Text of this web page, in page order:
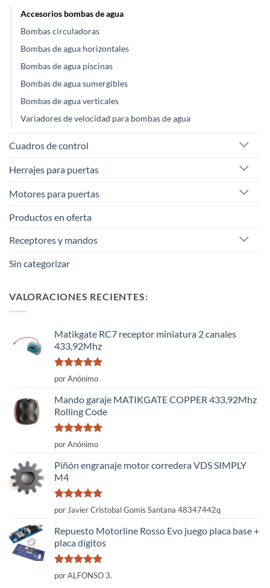
Accesorios bombas de agua
Bombas circuladoras
Bombas de agua horizontales
Bombas de agua piscinas
Bombas de agua sumergibles
Bombas de agua verticales
Variadores de velocidad para bombas de agua
Cuadros de control
Herrajes para puertas
Motores para puertas
Productos en oferta
Receptores y mandos
Sin categorizar
VALORACIONES RECIENTES:
Matikgate RC7 receptor miniatura 2 canales
433,92Mhz
Valorado
con
por Anónimo
Mando garaje MATIKGATE COPPER 433,92Mhz
Rolling Code
Valorado
con
por Anónimo
Piñón engranaje motor corredera VDS SIMPLY
M4
Valorado
con
por Javier Cristobal Gomis Santana 48347442q
Repuesto Motorline Rosso Evo juego placa base +
placa dígitos
Valorado
con
por ALFONSO 3.